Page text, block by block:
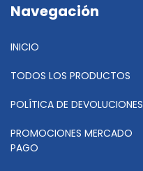
Navegación
INICIO
TODOS LOS PRODUCTOS
POLÍTICA DE DEVOLUCIONES
PROMOCIONES MERCADO
PAGO